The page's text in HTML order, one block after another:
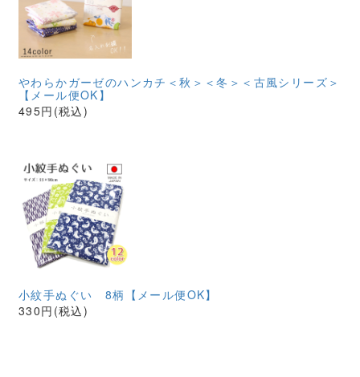
やわらかガーゼのハンカチ＜秋＞＜冬＞＜古風シリーズ＞
【メール便OK】
495円(税込)
小紋手ぬぐい 8柄【メール便OK】
330円(税込)